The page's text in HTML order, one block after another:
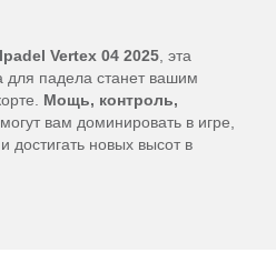
Vertex 04 2025 , эта
для падела станет вашим
Мощь, контроль,
вам доминировать в игре,
достигать новых высот в